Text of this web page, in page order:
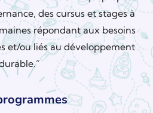
des cursus et stages à
répondant aux besoins
et/ou liés au développement